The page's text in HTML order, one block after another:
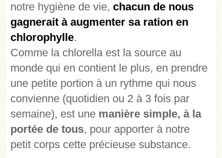
notre hygiène de vie, chacun de nous
gagnerait à augmenter sa ration en
chlorophylle.
Comme la chlorella est la source au
monde qui en contient le plus, en prendre
une petite portion à un rythme qui nous
convienne (quotidien ou 2 à 3 fois par
semaine), est une manière simple, à la
portée de tous, pour apporter à notre
petit corps cette précieuse substance.